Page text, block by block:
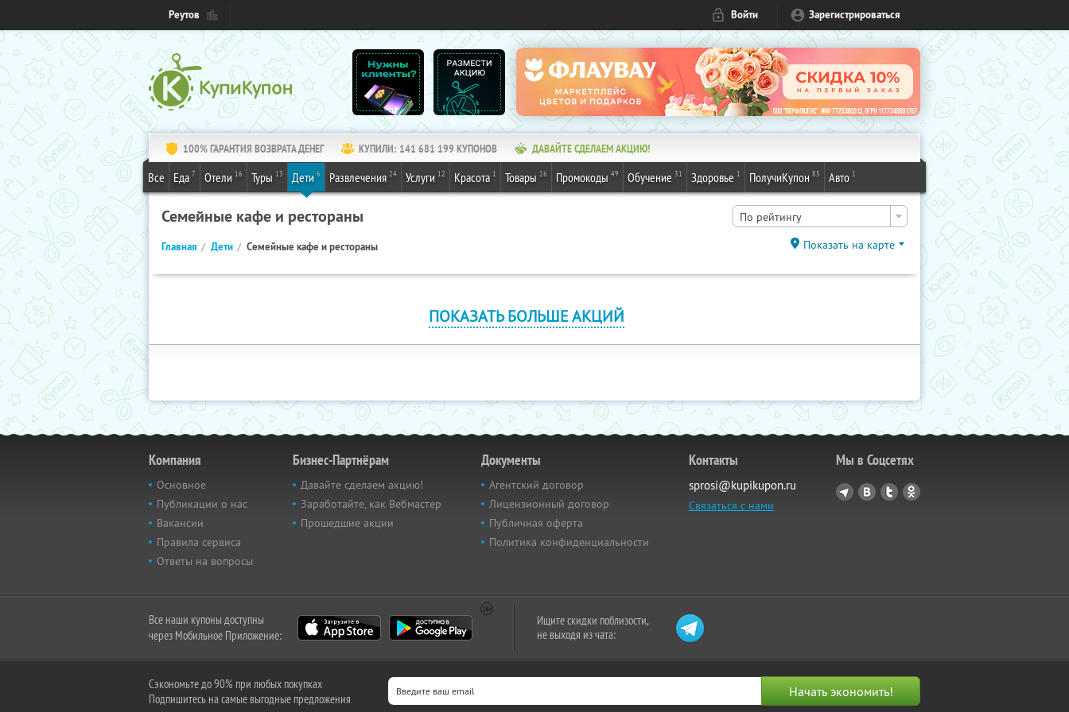
Реутов Войти Зарегистрироваться
100% ГАРАНТИЯ ВОЗВРАТА ДЕНЕГ КУПИЛИ: 141 681 201 КУПОНОВ ДАВАЙТЕ СДЕЛАЕМ АКЦИЮ!
Все Еда 7 Отели 16 Туры 13 Дети 6 Развлечения 24 Услуги 12 Красота 1 Товары 26 Промокоды 49 Обучение 31 Здоровье 1 ПолучиКупон 85 Авто 1
Семейные кафе и рестораны По рейтингу
Главная Дети Семейные кафе и рестораны Показать на карте
ПОКАЗАТЬ БОЛЬШЕ АКЦИЙ
Компания
Основное
Публикации о нас
Вакансии
Правила сервиса
Ответы на вопросы
Бизнес-Партнёрам
Давайте сделаем акцию!
Заработайте, как Вебмастер
Прошедшие акции
Документы
Агентский договор
Лицензионный договор
Публичная оферта
Политика конфиденциальности
Контакты
sprosi@kupikupon.ru
Связаться с нами
Мы в Соцсетях
Все наши купоны доступны
через Мобильное Приложение:
Ищите скидки поблизости,
не выходя из чата:
Сэкономьте до 90% при любых покупках
Подпишитесь на самые выгодные предложения